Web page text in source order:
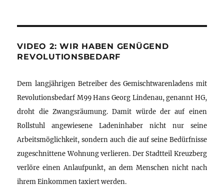
VIDEO 2: WIR HABEN GENÜGEND
REVOLUTIONSBEDARF
Dem langjährigen Betreiber des Gemischtwarenladens mit
Revolutionsbedarf M99 Hans Georg Lindenau, genannt HG,
droht die Zwangsräumung. Damit würde der auf einen
Rollstuhl angewiesene Ladeninhaber nicht nur seine
Arbeitsmöglichkeit, sondern auch die auf seine Bedürfnisse
zugeschnittene Wohnung verlieren. Der Stadtteil Kreuzberg
verlöre einen Anlaufpunkt, an dem Menschen nicht nach
ihrem Einkommen taxiert werden.